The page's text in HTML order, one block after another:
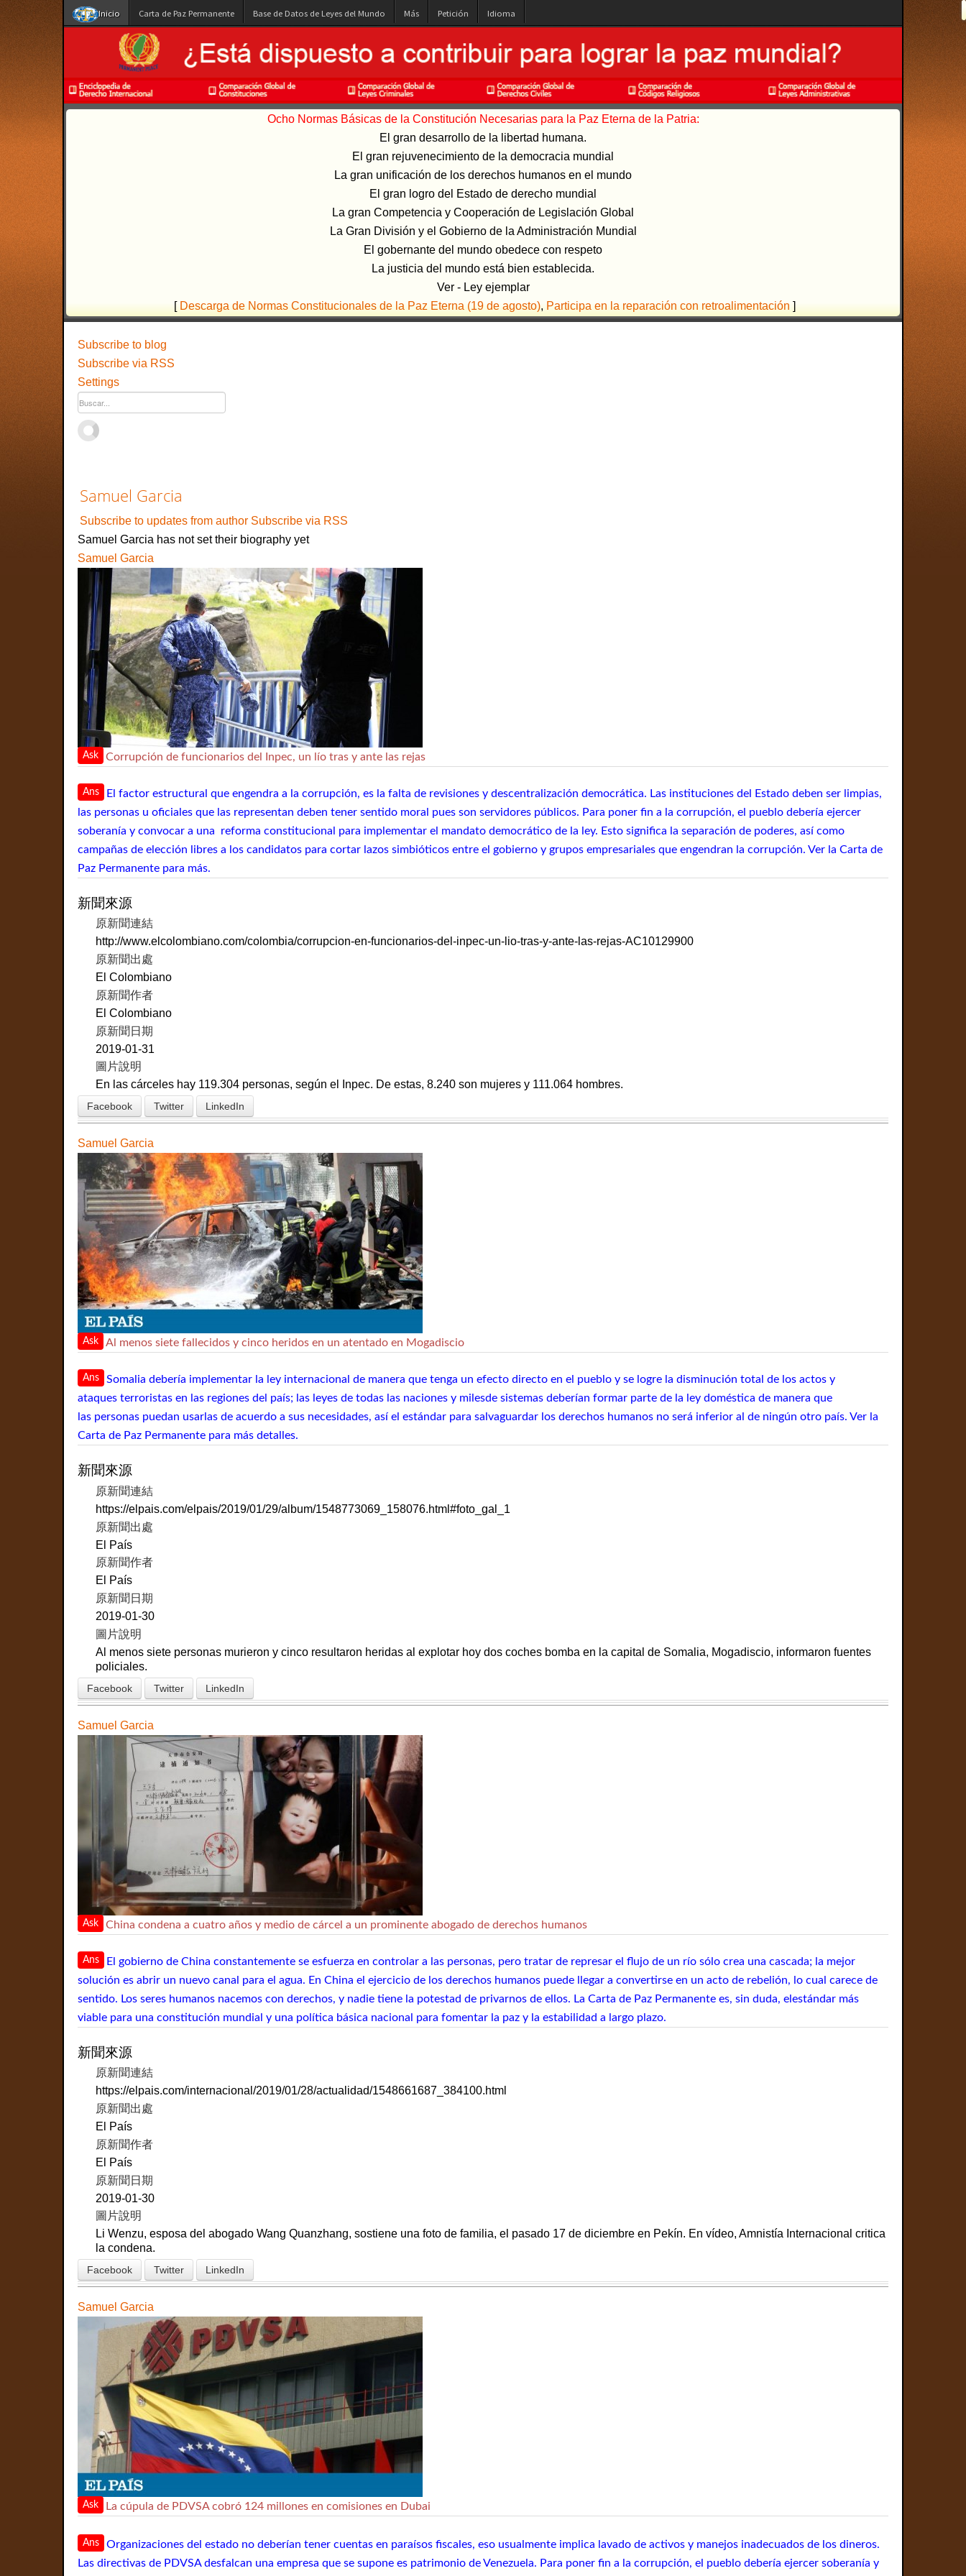
Inicio Carta de Paz Permanente Base de Datos de Leyes del Mundo Más Petición Idioma
Ocho Normas Básicas de la Constitución Necesarias para la Paz Eterna de la Patria:
El gran desarrollo de la libertad humana.
El gran rejuvenecimiento de la democracia mundial
La gran unificación de los derechos humanos en el mundo
El gran logro del Estado de derecho mundial
La gran Competencia y Cooperación de Legislación Global
La Gran División y el Gobierno de la Administración Mundial
El gobernante del mundo obedece con respeto
La justicia del mundo está bien establecida.
Ver - Ley ejemplar
[ Descarga de Normas Constitucionales de la Paz Eterna (19 de agosto), Participa en la reparación con retroalimentación ]
Subscribe to blog
Subscribe via RSS
Settings
Samuel Garcia
Subscribe to updates from author Subscribe via RSS
Samuel Garcia has not set their biography yet
Samuel Garcia
Ask Corrupción de funcionarios del Inpec, un lío tras y ante las rejas
Ans
El factor estructural que engendra a la corrupción, es la falta de revisiones y descentralización democrática. Las instituciones del Estado deben ser limpias,
las personas u oficiales que las representan deben tener sentido moral pues son servidores públicos. Para poner fin a la corrupción, el pueblo debería ejercer
soberanía y convocar a una reforma constitucional para implementar el mandato democrático de la ley. Esto significa la separación de poderes, así como
campañas de elección libres a los candidatos para cortar lazos simbióticos entre el gobierno y grupos empresariales que engendran la corrupción. Ver la Carta de
Paz Permanente para más.
新聞來源
原新聞連結
http://www.elcolombiano.com/colombia/corrupcion-en-funcionarios-del-inpec-un-lio-tras-y-ante-las-rejas-AC10129900
原新聞出處
El Colombiano
原新聞作者
El Colombiano
原新聞日期
2019-01-31
圖片說明
En las cárceles hay 119.304 personas, según el Inpec. De estas, 8.240 son mujeres y 111.064 hombres.
Facebook Twitter LinkedIn
Samuel Garcia
Ask Al menos siete fallecidos y cinco heridos en un atentado en Mogadiscio
Ans
Somalia debería implementar la ley internacional de manera que tenga un efecto directo en el pueblo y se logre la disminución total de los actos y
ataques terroristas en las regiones del país; las leyes de todas las naciones y milesde sistemas deberían formar parte de la ley doméstica de manera que
las personas puedan usarlas de acuerdo a sus necesidades, así el estándar para salvaguardar los derechos humanos no será inferior al de ningún otro país. Ver la
Carta de Paz Permanente para más detalles.
新聞來源
原新聞連結
https://elpais.com/elpais/2019/01/29/album/1548773069_158076.html#foto_gal_1
原新聞出處
El País
原新聞作者
El País
原新聞日期
2019-01-30
圖片說明
Al menos siete personas murieron y cinco resultaron heridas al explotar hoy dos coches bomba en la capital de Somalia, Mogadiscio, informaron fuentes
policiales.
Facebook Twitter LinkedIn
Samuel Garcia
Ask China condena a cuatro años y medio de cárcel a un prominente abogado de derechos humanos
Ans
El gobierno de China constantemente se esfuerza en controlar a las personas, pero tratar de represar el flujo de un río sólo crea una cascada; la mejor
solución es abrir un nuevo canal para el agua. En China el ejercicio de los derechos humanos puede llegar a convertirse en un acto de rebelión, lo cual carece de
sentido. Los seres humanos nacemos con derechos, y nadie tiene la potestad de privarnos de ellos. La Carta de Paz Permanente es, sin duda, elestándar más
viable para una constitución mundial y una política básica nacional para fomentar la paz y la estabilidad a largo plazo.
新聞來源
原新聞連結
https://elpais.com/internacional/2019/01/28/actualidad/1548661687_384100.html
原新聞出處
El País
原新聞作者
El País
原新聞日期
2019-01-30
圖片說明
Li Wenzu, esposa del abogado Wang Quanzhang, sostiene una foto de familia, el pasado 17 de diciembre en Pekín. En vídeo, Amnistía Internacional critica
la condena.
Facebook Twitter LinkedIn
Samuel Garcia
Ask La cúpula de PDVSA cobró 124 millones en comisiones en Dubai
Ans
Organizaciones del estado no deberían tener cuentas en paraísos fiscales, eso usualmente implica lavado de activos y manejos inadecuados de los dineros.
Las directivas de PDVSA desfalcan una empresa que se supone es patrimonio de Venezuela. Para poner fin a la corrupción, el pueblo debería ejercer soberanía y